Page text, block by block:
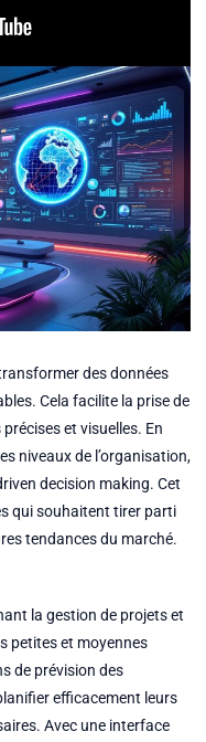
des données
Cela facilite la prise de
et visuelles. En
niveaux de l’organisation,
decision making. Cet
qui souhaitent tirer parti
tendances du marché.
la gestion de projets et
petites et moyennes
de prévision des
efficacement leurs
Avec une interface